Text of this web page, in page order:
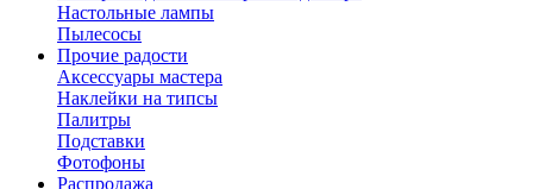
Настольные лампы
Пылесосы
Прочие радости
Аксессуары мастера
Наклейки на типсы
Палитры
Подставки
Фотофоны
Распродажа